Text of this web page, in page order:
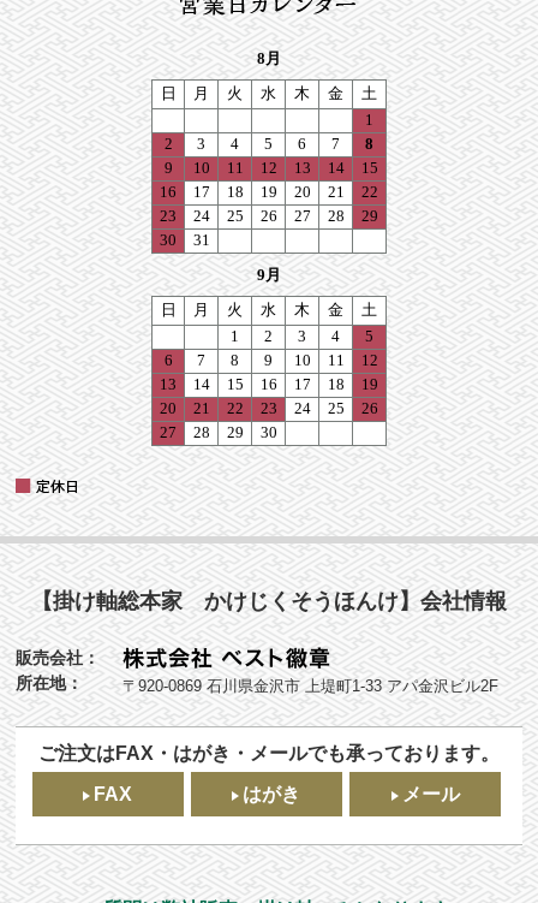
【掛け軸総本家 かけじくそうほんけ】会社情報
販売会社：
所在地：
〒920-0869 石川県金沢市 上堤町1-33 アパ金沢ビル2F
ご注文はFAX・はがき・メールでも承っております。
FAX
はがき メール